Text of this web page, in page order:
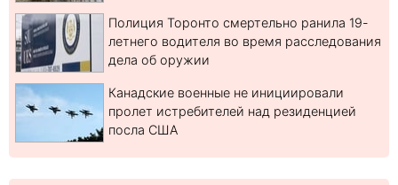
Полиция Торонто смертельно ранила 19-
летнего водителя во время расследования
дела об оружии
Канадские военные не инициировали
пролет истребителей над резиденцией
посла США